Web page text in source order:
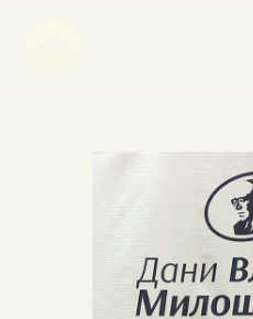
НАЈАВА
БАНСКИ ДВОР